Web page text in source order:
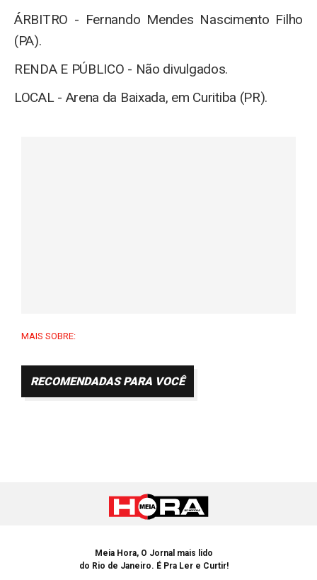
ÁRBITRO - Fernando Mendes Nascimento Filho
(PA).
RENDA E PÚBLICO - Não divulgados.
LOCAL - Arena da Baixada, em Curitiba (PR).
MAIS SOBRE:
RECOMENDADAS PARA VOCÊ
Meia Hora, O Jornal mais lido
do Rio de Janeiro. É Pra Ler e Curtir!